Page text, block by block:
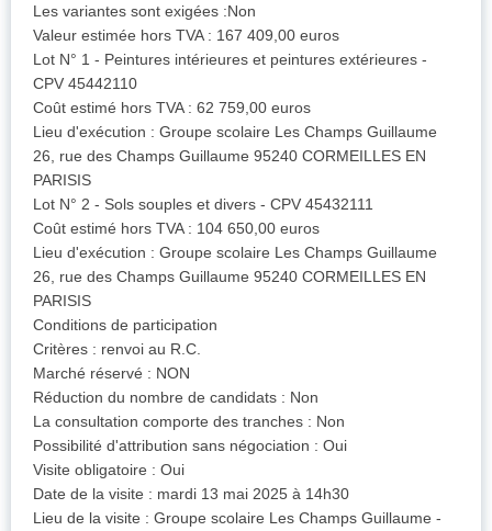
Les variantes sont exigées :Non
Valeur estimée hors TVA : 167 409,00 euros
Lot N° 1 - Peintures intérieures et peintures extérieures -
CPV 45442110
Coût estimé hors TVA : 62 759,00 euros
Lieu d'exécution : Groupe scolaire Les Champs Guillaume
26, rue des Champs Guillaume 95240 CORMEILLES EN
PARISIS
Lot N° 2 - Sols souples et divers - CPV 45432111
Coût estimé hors TVA : 104 650,00 euros
Lieu d'exécution : Groupe scolaire Les Champs Guillaume
26, rue des Champs Guillaume 95240 CORMEILLES EN
PARISIS
Conditions de participation
Critères : renvoi au R.C.
Marché réservé : NON
Réduction du nombre de candidats : Non
La consultation comporte des tranches : Non
Possibilité d'attribution sans négociation : Oui
Visite obligatoire : Oui
Date de la visite : mardi 13 mai 2025 à 14h30
Lieu de la visite : Groupe scolaire Les Champs Guillaume -